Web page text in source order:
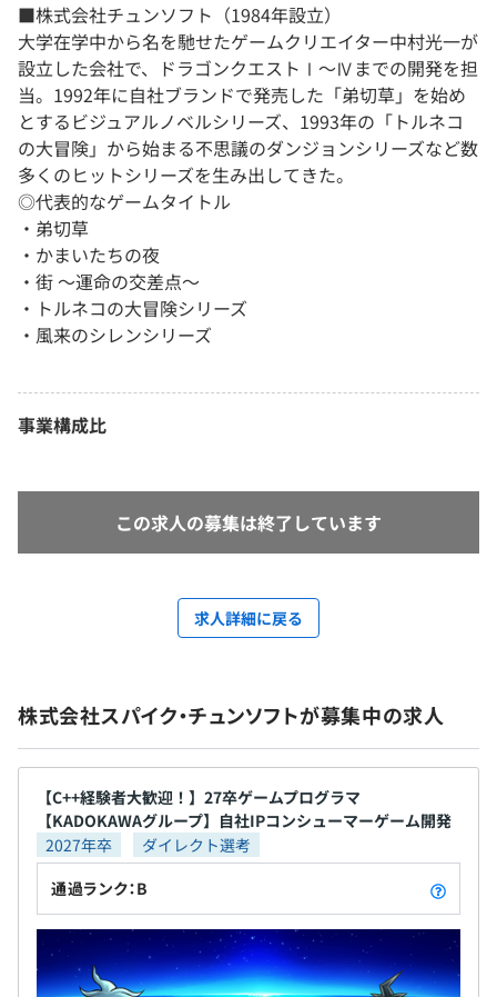
■株式会社チュンソフト（1984年設立）
大学在学中から名を馳せたゲームクリエイター中村光一が
設立した会社で、ドラゴンクエストⅠ～Ⅳまでの開発を担
当。1992年に自社ブランドで発売した「弟切草」を始め
とするビジュアルノベルシリーズ、1993年の「トルネコ
の大冒険」から始まる不思議のダンジョンシリーズなど数
多くのヒットシリーズを生み出してきた。
◎代表的なゲームタイトル
・弟切草
・かまいたちの夜
・街 ～運命の交差点～
・トルネコの大冒険シリーズ
・風来のシレンシリーズ
事業構成比
この求人の募集は終了しています
求人詳細に戻る
株式会社スパイク・チュンソフトが募集中の求人
【C++経験者大歓迎！】27卒ゲームプログラマ
【KADOKAWAグループ】自社IPコンシューマーゲーム開発
2027年卒
ダイレクト選考
通過ランク：B